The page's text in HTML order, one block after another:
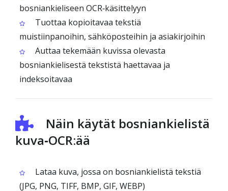
bosniankieliseen OCR‑käsittelyyn
Tuottaa kopioitavaa tekstiä
muistiinpanoihin, sähköposteihin ja asiakirjoihin
Auttaa tekemään kuvissa olevasta
bosniankielisestä tekstistä haettavaa ja
indeksoitavaa
Näin käytät bosniankielistä
kuva‑OCR:ää
Lataa kuva, jossa on bosniankielistä tekstiä
(JPG, PNG, TIFF, BMP, GIF, WEBP)